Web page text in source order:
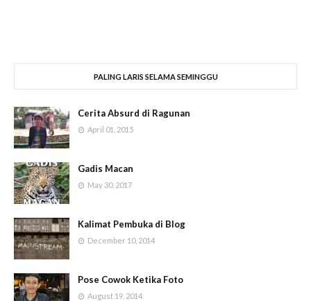
PALING LARIS SELAMA SEMINGGU
Cerita Absurd di Ragunan
April 01, 2015
Gadis Macan
May 30, 2017
Kalimat Pembuka di Blog
December 10, 2014
Pose Cowok Ketika Foto
August 19, 2014